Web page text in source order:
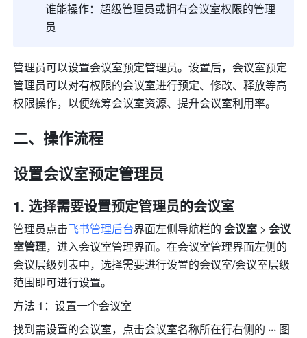
谁能操作：超级管理员或拥有会议室权限的管理
员
管理员可以设置会议室预定管理员。设置后，会议室预定
管理员可以对有权限的会议室进行预定、修改、释放等高
权限操作，以便统筹会议室资源、提升会议室利用率。
二、操作流程
设置会议室预定管理员
选择需要设置预定管理员的会议室
管理员点击飞书管理后台界面左侧导航栏的 会议室 > 会议
室管理，进入会议室管理界面。在会议室管理界面左侧的
会议层级列表中，选择需要进行设置的会议室/会议室层级
范围即可进行设置。
方法 1：设置一个会议室
找到需设置的会议室，点击会议室名称所在行右侧的 ··· 图